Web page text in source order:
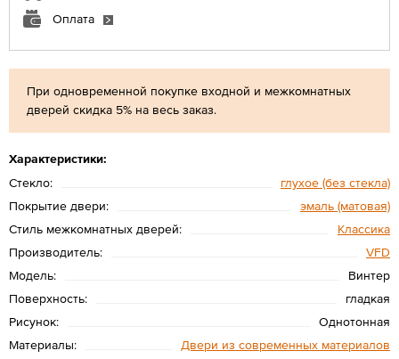
При одновременной покупке входной и межкомнатных
дверей скидка 5% на весь заказ.
Характеристики:
Стекло:
глухое (без стекла)
Покрытие двери:
эмаль (матовая)
Стиль межкомнатных дверей:
Классика
Производитель:
VFD
Модель:
Винтер
Поверхность:
гладкая
Рисунок:
Однотонная
Материалы:
Двери из современных материалов
Оплата